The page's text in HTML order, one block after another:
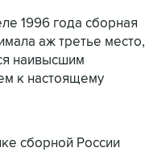
1996 года сборная
аж третье место,
наивысшим
к настоящему
сборной России